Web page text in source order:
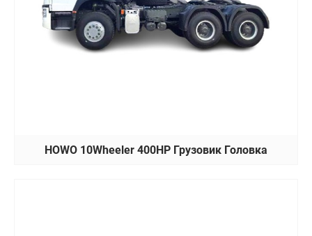
HOWO 10Wheeler 400HP Грузовик Головка